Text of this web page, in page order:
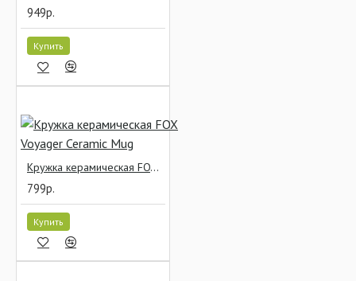
949р.
Купить
Кружка керамическая FOX Voyager Ceramic Mug
799р.
Купить